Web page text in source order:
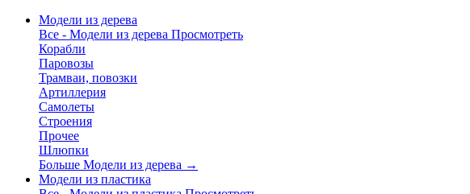
Модели из дерева
Все - Модели из дерева Просмотреть
Корабли
Паровозы
Трамваи, повозки
Артиллерия
Самолеты
Строения
Прочее
Шлюпки
Больше Модели из дерева →
Модели из пластика